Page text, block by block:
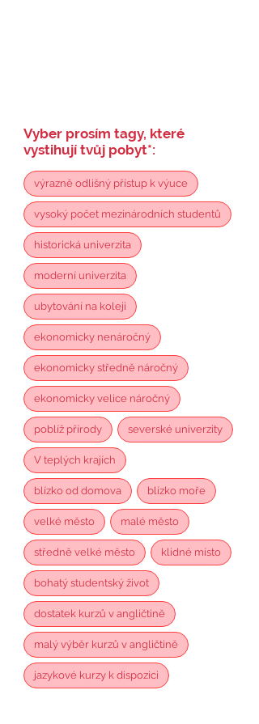
Vyber prosím tagy, které
vystihují tvůj pobyt*:
výrazně odlišný přístup k výuce
vysoký počet mezinárodních studentů
historická univerzita
moderní univerzita
ubytování na koleji
ekonomicky nenáročný
ekonomicky středně náročný
ekonomicky velice náročný
poblíž přírody severské univerzity
V teplých krajích
blízko od domova blízko moře
velké město malé město
středně velké město klidné místo
bohatý studentský život
dostatek kurzů v angličtině
malý výběr kurzů v angličtině
jazykové kurzy k dispozici